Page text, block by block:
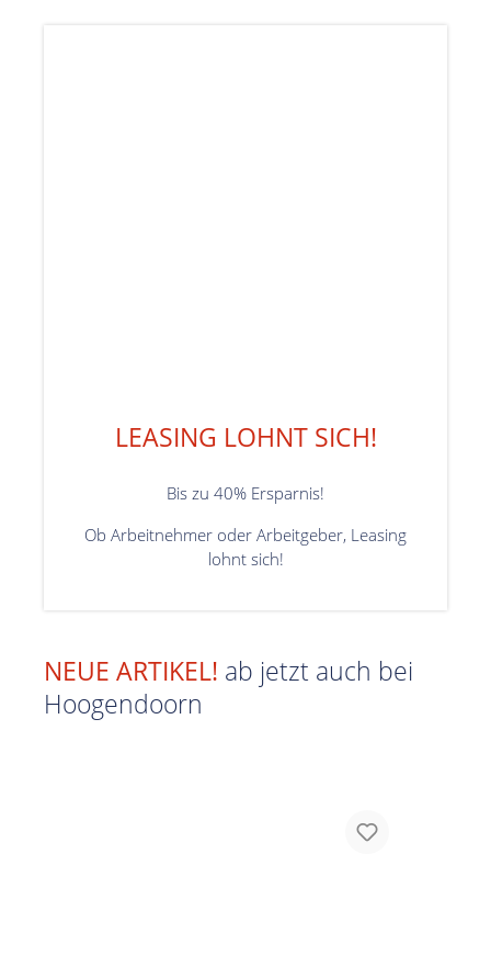
LEASING LOHNT SICH!
Bis zu 40% Ersparnis!
Ob Arbeitnehmer oder Arbeitgeber, Leasing
lohnt sich!
NEUE ARTIKEL! ab jetzt auch bei
Hoogendoorn